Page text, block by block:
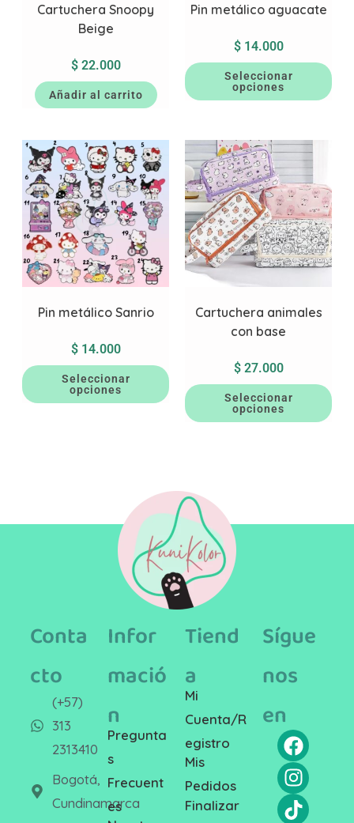
Cartuchera Snoopy
Beige
$22.000
Añadir al carrito
Pin metálico aguacate
$14.000
Seleccionar
opciones
Pin metálico Sanrio
$14.000
Seleccionar
opciones
Cartuchera animales
con base
$27.000
Seleccionar
opciones
Conta
cto
(+57)
313
2313410
Bogotá,
Cundinamarca
Infor
mació
n
Pregunta
s
Frecuent
es
Tiend
a
Mi
Cuenta/R
egistro
Mis
Pedidos
Finalizar
Sígue
nos
en